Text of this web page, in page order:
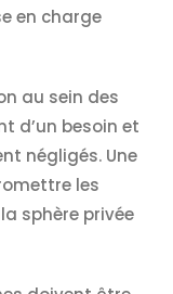
en charge
au sein des
d’un besoin et
négligés. Une
les
sphère privée